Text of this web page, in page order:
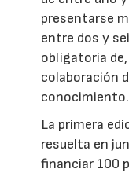
presentarse
entre dos y
obligatoria
colaboración
conocimiento.
La primera
resuelta en
financiar 100